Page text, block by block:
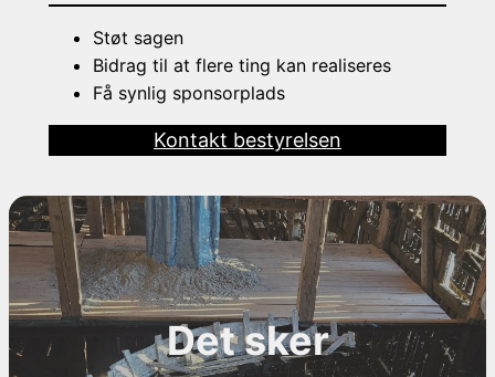
Støt sagen
Bidrag til at flere ting kan realiseres
Få synlig sponsorplads
Kontakt bestyrelsen
Det sker